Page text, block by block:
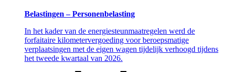
Belastingen – Personenbelasting
In het kader van de energiesteunmaatregelen werd de
forfaitaire kilometervergoeding voor beroepsmatige
verplaatsingen met de eigen wagen tijdelijk verhoogd tijdens
het tweede kwartaal van 2026.